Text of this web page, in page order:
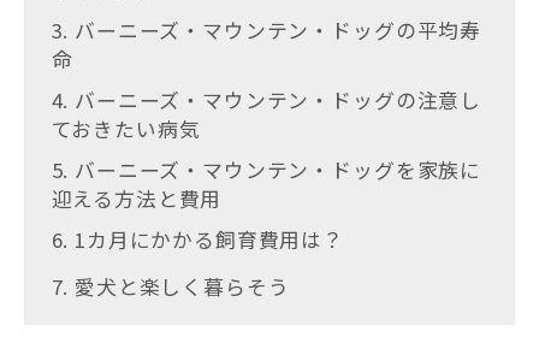
3. バーニーズ・マウンテン・ドッグの平均寿
命
4. バーニーズ・マウンテン・ドッグの注意し
ておきたい病気
5. バーニーズ・マウンテン・ドッグを家族に
迎える方法と費用
6. 1カ月にかかる飼育費用は？
7. 愛犬と楽しく暮らそう